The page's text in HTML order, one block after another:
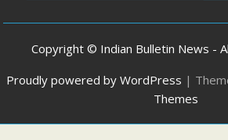
Copyright © Indian Bulletin News -
Proudly powered by WordPress |
Themes